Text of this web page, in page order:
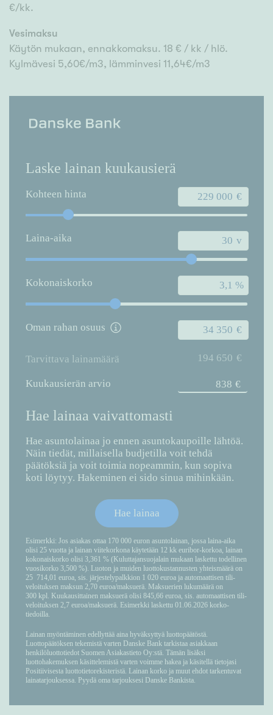
€/kk.
Vesimaksu
Käytön mukaan, ennakkomaksu. 18 € / kk / hlö.
Kylmävesi 5,60€/m3, lämminvesi 11,64€/m3